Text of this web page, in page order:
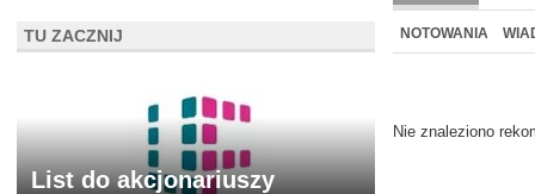
BR LAB
NOTOWANIA
Nie znaleziono
TU ZACZNIJ
List do akcjonariuszy